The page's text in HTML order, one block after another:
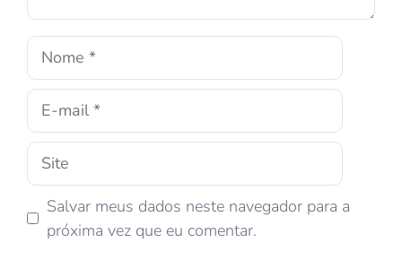
Salvar meus dados neste navegador para a
próxima vez que eu comentar.